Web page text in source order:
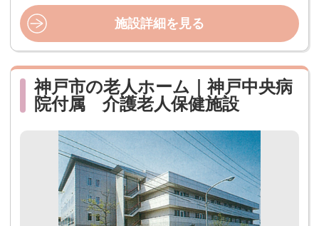
施設詳細を見る
神戸市の老人ホーム｜神戸中央病
院付属 介護老人保健施設